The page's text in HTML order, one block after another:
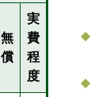
無
償
実
費
程
度